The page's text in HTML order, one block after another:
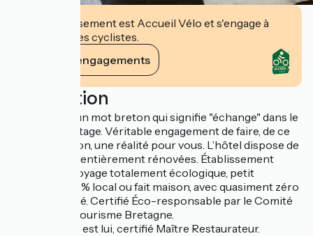
Cet établissement est Accueil Vélo et s'engage à
accueillir des cyclistes.
Voir ses engagements
Description
Eskemm est un mot breton qui signifie "échange" dans le
sens d'un partage. Véritable engagement de faire, de ce
joli nom breton, une réalité pour vous. L’hôtel dispose de
44 chambres entièrement rénovées. Établissement
engagé : nettoyage totalement écologique, petit
déjeuner 100 % local ou fait maison, avec quasiment zéro
déchet généré. Certifié Éco-responsable par le Comité
Régional du Tourisme Bretagne.
Le restaurant est lui, certifié Maître Restaurateur.